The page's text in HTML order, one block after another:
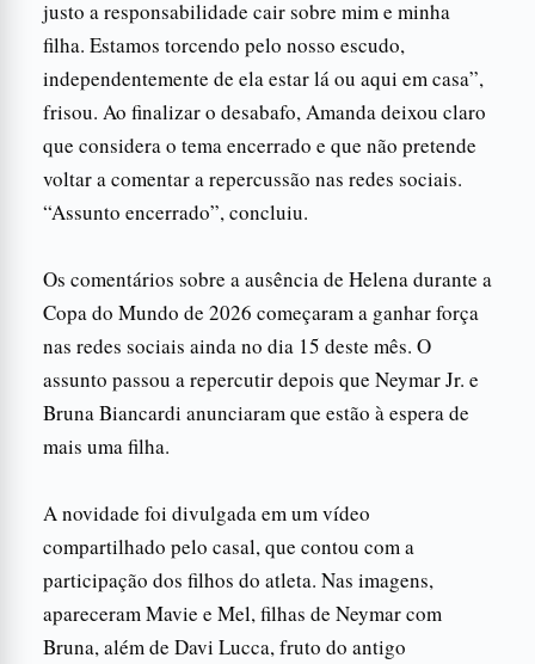
justo a responsabilidade cair sobre mim e minha
filha. Estamos torcendo pelo nosso escudo,
independentemente de ela estar lá ou aqui em casa”,
frisou. Ao finalizar o desabafo, Amanda deixou claro
que considera o tema encerrado e que não pretende
voltar a comentar a repercussão nas redes sociais.
“Assunto encerrado”, concluiu.
Os comentários sobre a ausência de Helena durante a
Copa do Mundo de 2026 começaram a ganhar força
nas redes sociais ainda no dia 15 deste mês. O
assunto passou a repercutir depois que Neymar Jr. e
Bruna Biancardi anunciaram que estão à espera de
mais uma filha.
A novidade foi divulgada em um vídeo
compartilhado pelo casal, que contou com a
participação dos filhos do atleta. Nas imagens,
apareceram Mavie e Mel, filhas de Neymar com
Bruna, além de Davi Lucca, fruto do antigo